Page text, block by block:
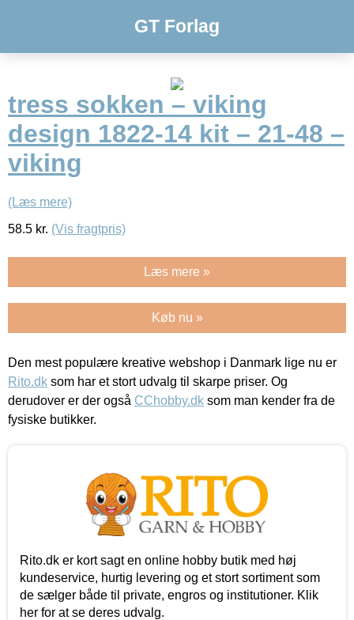
GT Forlag
tress sokken – viking
design 1822-14 kit – 21-48 –
viking
(Læs mere)
58.5 kr. (Vis fragtpris)
Læs mere »
Køb nu »
Den mest populære kreative webshop i Danmark lige nu er
Rito.dk som har et stort udvalg til skarpe priser. Og
derudover er der også CChobby.dk som man kender fra de
fysiske butikker.
Rito.dk er kort sagt en online hobby butik med høj
kundeservice, hurtig levering og et stort sortiment som
de sælger både til private, engros og institutioner. Klik
her for at se deres udvalg.